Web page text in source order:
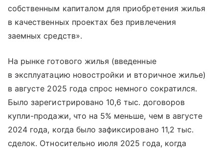
собственным капиталом для приобретения жилья
в качественных проектах без привлечения
заемных средств».
На рынке готового жилья (введенные
в эксплуатацию новостройки и вторичное жилье)
в августе 2025 года спрос немного сократился.
Было зарегистрировано 10,6 тыс. договоров
купли-продажи, что на 5% меньше, чем в августе
2024 года, когда было зафиксировано 11,2 тыс.
сделок. Относительно июля 2025 года, когда